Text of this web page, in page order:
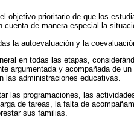
objetivo prioritario de que los
de manera especial la
la autoevaluación y la
en todas las etapas,
argumentada y acompañada de
las administraciones educativas.
las programaciones, las
de tareas, la falta de
sus familias.